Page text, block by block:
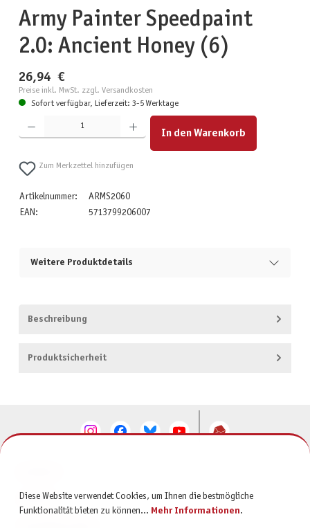
Army Painter Speedpaint
2.0: Ancient Honey (6)
26,94 €
Preise inkl. MwSt. zzgl. Versandkosten
Sofort verfügbar, Lieferzeit: 3-5 Werktage
Produkt Anzahl: Gib den gewünschten Wert ein oder benutze die Schaltflächen um die Anzahl zu
In den Warenkorb
Zum Merkzettel hinzufügen
Artikelnummer:
ARMS2060
EAN:
5713799206007
Weitere Produktdetails
Beschreibung
Produktsicherheit
SERVICE
Diese Website verwendet Cookies, um Ihnen die bestmögliche
Funktionalität bieten zu können... Mehr Informationen.